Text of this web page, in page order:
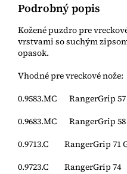
Podrobný popis
Kožené puzdro pre
vrstvami so suchým
opasok.
Vhodné pre vreckové nože:
0.9583.MC RangerGrip
0.9683.MC RangerGrip
0.9713.C RangerGrip 71
0.9723.C RangerGrip 74